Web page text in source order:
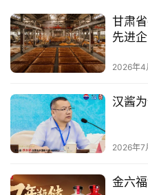
甘肃
先进
2026年4
汉酱
2026年7
金六